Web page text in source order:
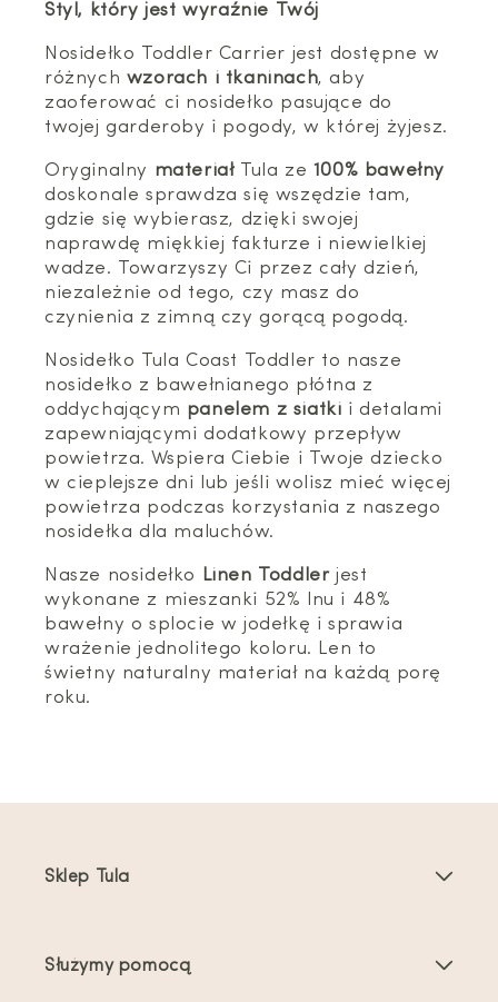
Styl, który jest wyraźnie Twój
Nosidełko Toddler Carrier jest dostępne w
różnych wzorach i tkaninach, aby
zaoferować ci nosidełko pasujące do
twojej garderoby i pogody, w której żyjesz.
Oryginalny materiałTula ze 100% bawełny
doskonale sprawdza się wszędzie tam,
gdzie się wybierasz, dzięki swojej
naprawdę miękkiej fakturze i niewielkiej
wadze. Towarzyszy Ci przez cały dzień,
niezależnie od tego, czy masz do
czynienia z zimną czy gorącą pogodą.
Nosidełko Tula Coast Toddler to nasze
nosidełko z bawełnianego płótna z
oddychającym panelem z siatki i detalami
zapewniającymi dodatkowy przepływ
powietrza. Wspiera Ciebie i Twoje dziecko
w cieplejsze dni lub jeśli wolisz mieć więcej
powietrza podczas korzystania z naszego
nosidełka dla maluchów.
Nasze nosidełko Linen Toddlerjest
wykonane z mieszanki 52% lnu i 48%
bawełny o splocie w jodełkę i sprawia
wrażenie jednolitego koloru. Len to
świetny naturalny materiał na każdą porę
roku.
Sklep Tula
Służymy pomocą